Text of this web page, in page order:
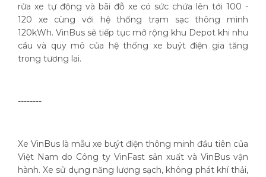
rửa xe tự động và bãi đỗ xe có sức chứa lên tới 100 -
120 xe cùng với hệ thống trạm sạc thông minh
120kWh. VinBus sẽ tiếp tục mở rộng khu Depot khi nhu
cầu và quy mô của hệ thống xe buýt điện gia tăng
trong tương lai.
--------
Xe VinBus là mẫu xe buýt điện thông minh đầu tiên của
Việt Nam do Công ty VinFast sản xuất và VinBus vận
hành. Xe sử dụng năng lượng sạch, không phát khí thải,